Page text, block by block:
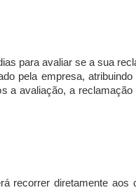
para avaliar se a sua
pela empresa,
a avaliação, a reclamação
recorrer diretamente